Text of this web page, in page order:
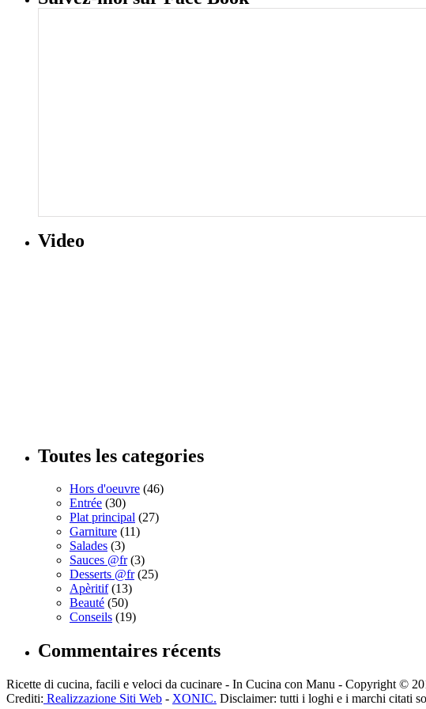
Video
Toutes les categories
Hors d'oeuvre (46)
Entrée (30)
Plat principal (27)
Garniture (11)
Salades (3)
Sauces @fr(3)
Desserts @fr(25)
Apèritif(13)
Beauté (50)
Conseils (19)
Commentaires récents
Ricette di cucina, facili e veloci da cucinare - In Cucina con Manu - Copyright ©
Crediti: Realizzazione Siti Web - XONIC. Disclaimer: tutti i loghi e i marchi citati